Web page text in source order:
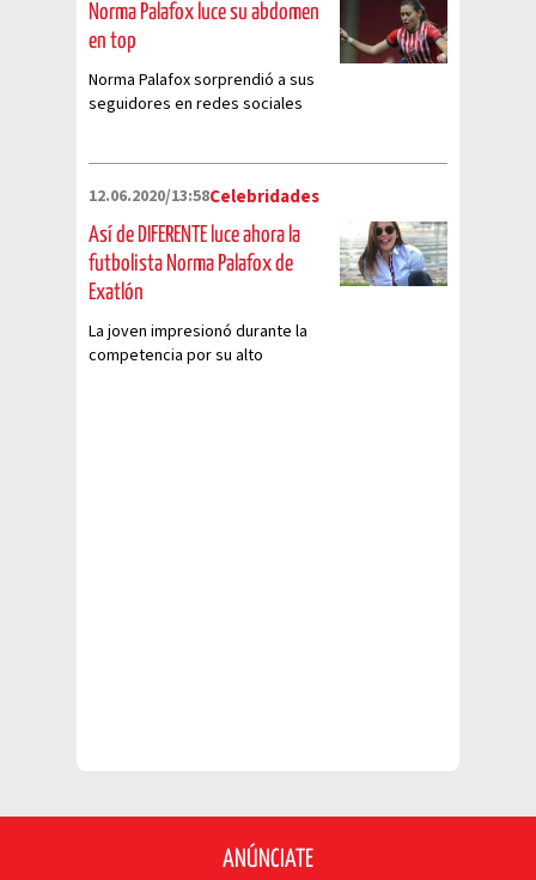
Norma Palafox luce su abdomen
en top
Norma Palafox sorprendió a sus
seguidores en redes sociales
12.06.2020/13:58Celebridades
Así de DIFERENTE luce ahora la
futbolista Norma Palafox de
Exatlón
La joven impresionó durante la
competencia por su alto
ANÚNCIATE